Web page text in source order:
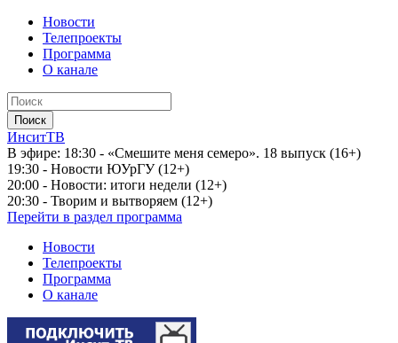
Новости
Телепроекты
Программа
О канале
ИнситТВ
В эфире: 18:30 - «Смешите меня семеро». 18 выпуск (16+)
19:30 - Новости ЮУрГУ (12+)
20:00 - Новости: итоги недели (12+)
20:30 - Творим и вытворяем (12+)
Перейти в раздел программа
Новости
Телепроекты
Программа
О канале